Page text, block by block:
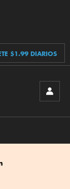
$1.99 DIARIOS